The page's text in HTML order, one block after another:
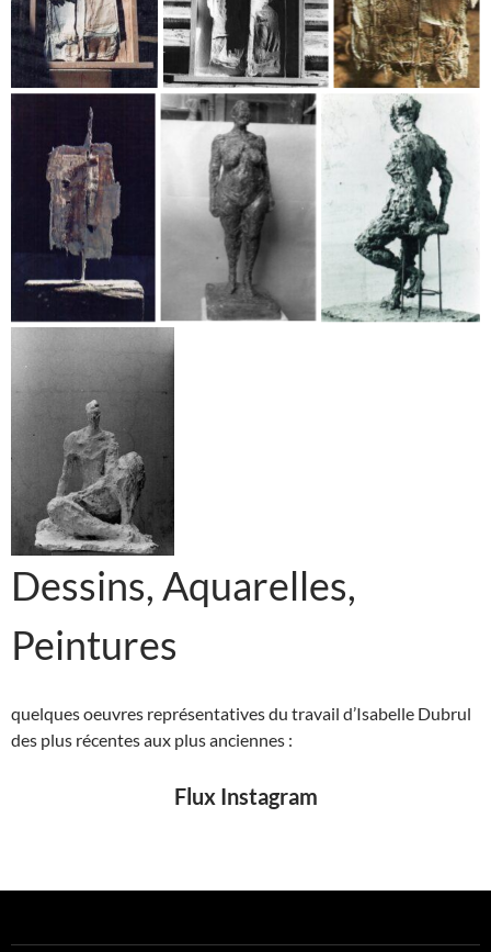
Dessins, Aquarelles,
Peintures
quelques oeuvres représentatives du travail d’Isabelle Dubrul
des plus récentes aux plus anciennes :
Flux Instagram